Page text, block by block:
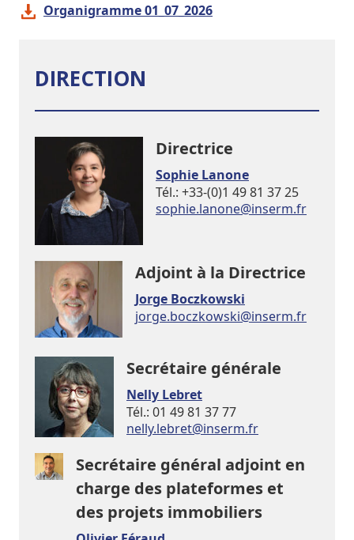
Organigramme 01_07_2026
DIRECTION
Directrice
Sophie Lanone
Tél.: +33-(0)1 49 81 37 25
rf.mresni@enonal.eihpos
Adjoint à la Directrice
Jorge Boczkowski
rf.mresni@ikswokzcob.egroj
Secrétaire générale
Nelly Lebret
Tél.: 01 49 81 37 77
rf.mresni@terbel.yllen
Secrétaire général adjoint en
charge des plateformes et
des projets immobiliers